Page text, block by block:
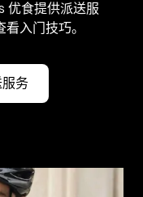
优食提供派送服
入门技巧。
务